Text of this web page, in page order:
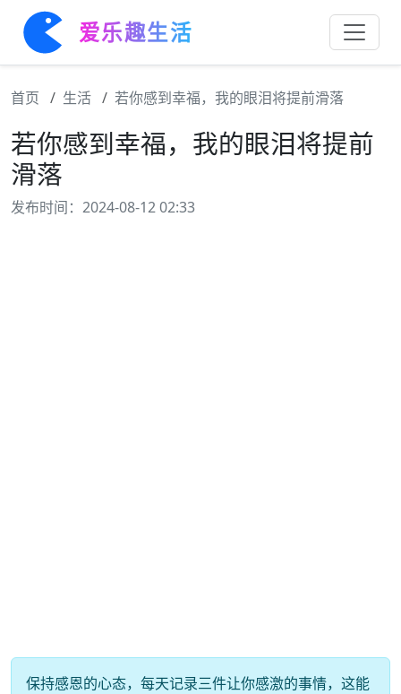
爱乐趣生活
首页 生活 若你感到幸福，我的眼泪将提前滑落
若你感到幸福，我的眼泪将提前
滑落
发布时间：2024-08-12 02:33
保持感恩的心态，每天记录三件让你感激的事情，这能